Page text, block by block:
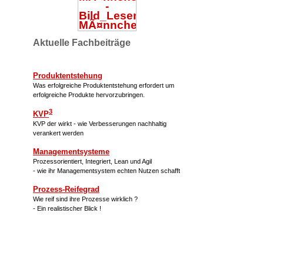
Aktuelle Fachbeiträge
Produktentstehung
Was erfolgreiche Produktentstehung erfordert um
erfolgreiche Produkte hervorzubringen.
KVP3
KVP der wirkt - wie Verbesserungen nachhaltig
verankert werden
Managementsysteme
Prozessorientiert, Integriert, Lean und Agil
- wie ihr Managementsystem echten Nutzen schafft
Prozess-Reifegrad
Wie reif sind ihre Prozesse wirklich ?
- Ein realistischer Blick !